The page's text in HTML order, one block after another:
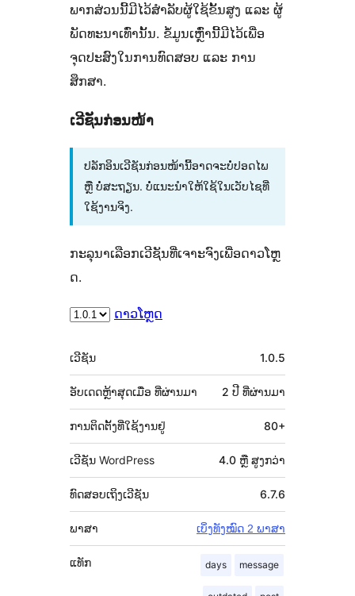
ພາກສ່ວນນີ້ມີໄວ້ສຳລັບຜູ້ໃຊ້ຂັ້ນສູງ ແລະ ຜູ້
ພັດທະນາເທົ່ານັ້ນ. ຂໍ້ມູນເຫຼົ່ານີ້ມີໄວ້ເພື່ອ
ຈຸດປະສົງໃນການທົດສອບ ແລະ ການ
ສຶກສາ.
ເວີຊັນກ່ອນໜ້າ
ປລັກອິນເວີຊັນກ່ອນໜ້ານີ້ອາດຈະບໍ່ປອດໄພ
ຫຼື ບໍ່ສະຖຽນ. ບໍ່ແນະນຳໃຫ້ໃຊ້ໃນເວັບໄຊທີ່
ໃຊ້ງານຈິງ.
ກະລຸນາເລືອກເວີຊັນທີ່ເຈາະຈົງເພື່ອດາວໂຫຼ
ດ.
ດາວໂຫຼດ
ຂໍ້ມູນ
ກຳກັບ
(Meta)
ເວີຊັນ 1.0.5
ອັບເດດຫຼ້າສຸດເມື່ອ 2 ປີ ທີ່ຜ່ານມາ
ທີ່ຜ່ານມາ
ການຕິດຕັ້ງທີ່ໃຊ້ງານຢູ່ 80+
ເວີຊັນ WordPress 4.0 ຫຼື ສູງກວ່າ
ທົດສອບເຖິງເວີຊັນ 6.7.6
ພາສາ ເບິ່ງທັງໝົດ 2 ພາສາ
ແທັກ days message